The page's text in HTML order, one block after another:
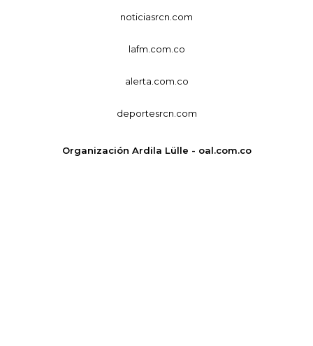
noticiasrcn.com
lafm.com.co
alerta.com.co
deportesrcn.com
Organización Ardila Lülle - oal.com.co